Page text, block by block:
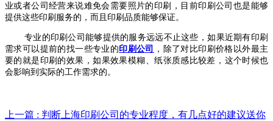
业或者公司经营来说难免会需要照片的印刷，目前印刷公司也是能够
提供这些印刷服务的，而且印刷品质能够保证。
专业的印刷公司能够提供的服务远远不止这些，如果近期有印刷
需求可以提前的找一些专业的印刷公司
，除了对比印刷价格以外最主
要的就是印刷的效果，如果效果模糊、纸张质感比较差，这个时候也
会影响到实际的工作需求的。
上一篇 : 判断上海印刷公司的专业程度，有几点好的建议送你